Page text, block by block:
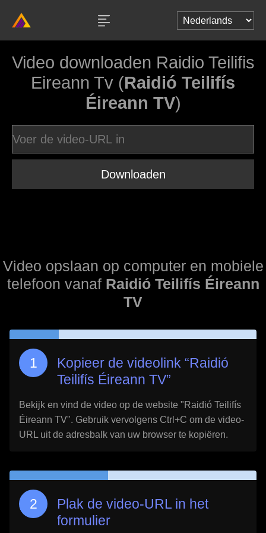
Video downloaden Raidio Teilifis
Eireann Tv (Raidió Teilifís
Éireann TV)
Downloaden
Video opslaan op computer en mobiele
telefoon vanaf Raidió Teilifís Éireann
TV
Kopieer de videolink “Raidió
Teilifís Éireann TV”
Bekijk en vind de video op de website "Raidió Teilifís
Éireann TV". Gebruik vervolgens Ctrl+C om de video-
URL uit de adresbalk van uw browser te kopiëren.
Plak de video-URL in het
formulier